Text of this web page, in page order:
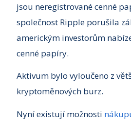
jsou neregistrované cenné
společnost Ripple porušila
americkým investorům
cenné papíry.
Aktivum bylo vyloučeno z
kryptoměnových burz.
Nyní existují možnosti